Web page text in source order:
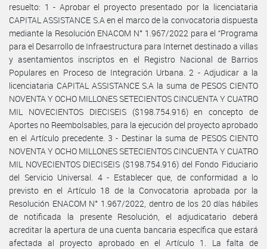
resuelto: 1 - Aprobar el proyecto presentado por la licenciataria
CAPITAL ASSISTANCE S.A en el marco de la convocatoria dispuesta
mediante la Resolución ENACOM N° 1.967/2022 para el “Programa
para el Desarrollo de Infraestructura para Internet destinado a villas
y asentamientos inscriptos en el Registro Nacional de Barrios
Populares en Proceso de Integración Urbana. 2 - Adjudicar a la
licenciataria CAPITAL ASSISTANCE S.A la suma de PESOS CIENTO
NOVENTA Y OCHO MILLONES SETECIENTOS CINCUENTA Y CUATRO
MIL NOVECIENTOS DIECISEIS ($198.754.916) en concepto de
Aportes no Reembolsables, para la ejecución del proyecto aprobado
en el Artículo precedente. 3 - Destinar la suma de PESOS CIENTO
NOVENTA Y OCHO MILLONES SETECIENTOS CINCUENTA Y CUATRO
MIL NOVECIENTOS DIECISEIS ($198.754.916) del Fondo Fiduciario
del Servicio Universal. 4 - Establecer que, de conformidad a lo
previsto en el Artículo 18 de la Convocatoria aprobada por la
Resolución ENACOM N° 1.967/2022, dentro de los 20 días hábiles
de notificada la presente Resolución, el adjudicatario deberá
acreditar la apertura de una cuenta bancaria específica que estará
afectada al proyecto aprobado en el Artículo 1. La falta de